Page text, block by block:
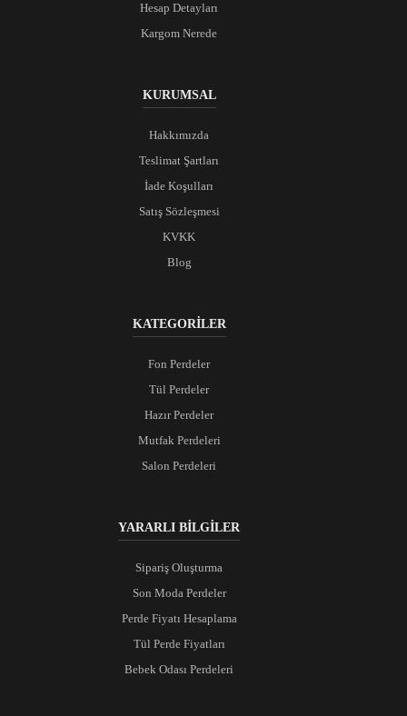
Hesap Detayları
Kargom Nerede
KURUMSAL
Hakkımızda
Teslimat Şartları
İade Koşulları
Satış Sözleşmesi
KVKK
Blog
KATEGORİLER
Fon Perdeler
Tül Perdeler
Hazır Perdeler
Mutfak Perdeleri
Salon Perdeleri
YARARLI BİLGİLER
Sipariş Oluşturma
Son Moda Perdeler
Perde Fiyatı Hesaplama
Tül Perde Fiyatları
Bebek Odası Perdeleri